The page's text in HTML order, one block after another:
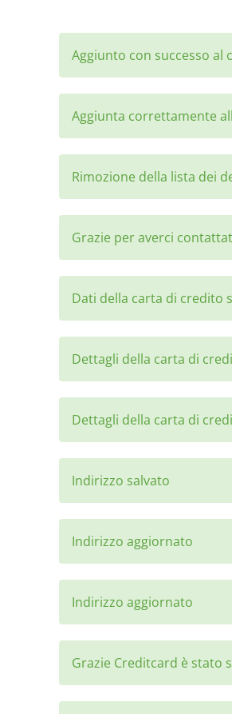
Aggiunto con successo al
Aggiunta correttamente
Rimozione della lista dei
Grazie per averci
Dati della carta di credito
Dettagli della carta di
Dettagli della carta di
Indirizzo salvato
Indirizzo aggiornato
Indirizzo aggiornato
Grazie Creditcard è stato